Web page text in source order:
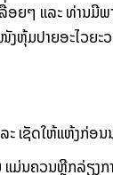
ອຍໆ ແລະ ທ່ານມີ
ຫຸ້ມປາຍອະໄວຍະ
ະ ເຊັດໃຫ້ແຫ້ງກ່ອນ
ມ່ນຄວນຫຼີກລ່ຽງກ